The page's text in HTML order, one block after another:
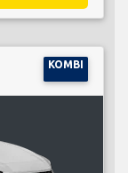
KOMBI